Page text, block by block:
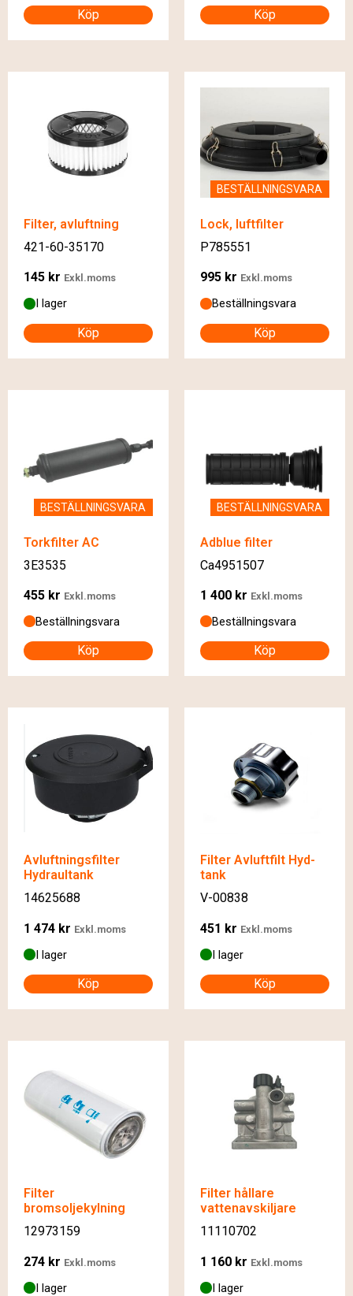
Köp Köp
Filter, avluftning
421-60-35170
145 kr Exkl.moms
I lager
Köp
BESTÄLLNINGSVARA
Lock, luftfilter
P785551
995 kr Exkl.moms
Beställningsvara
Köp
BESTÄLLNINGSVARA
Torkfilter AC
3E3535
455 kr Exkl.moms
Beställningsvara
Köp
BESTÄLLNINGSVARA
Adblue filter
Ca4951507
1 400 kr Exkl.moms
Beställningsvara
Köp
Avluftningsfilter
Hydraultank
14625688
1 474 kr Exkl.moms
I lager
Köp
Filter Avluftfilt Hyd-
tank
V-00838
451 kr Exkl.moms
I lager
Köp
Filter
bromsoljekylning
12973159
274 kr Exkl.moms
I lager
Filter hållare
vattenavskiljare
11110702
1 160 kr Exkl.moms
I lager